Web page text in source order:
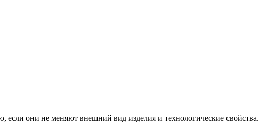
если они не меняют внешний вид изделия и технологические свойства.